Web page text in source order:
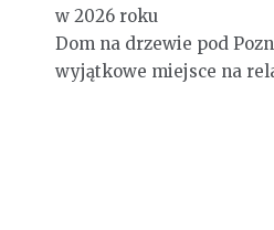
w 2026 roku
Dom na drzewie pod
wyjątkowe miejsce na